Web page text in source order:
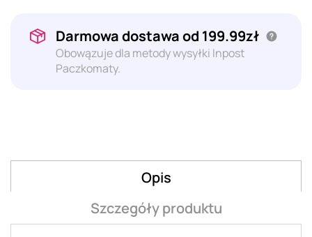
Darmowa dostawa od 199.99zł
Obowązuje dla metody wysyłki Inpost
Paczkomaty.
Opis
Szczegóły produktu